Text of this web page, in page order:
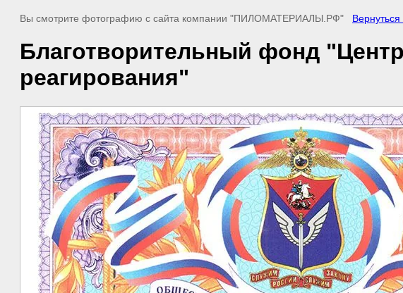
Вы смотрите фотографию с сайта компании "ПИЛОМАТЕРИАЛЫ.РФ" Вернуться
Благотворительный фонд
реагирования"